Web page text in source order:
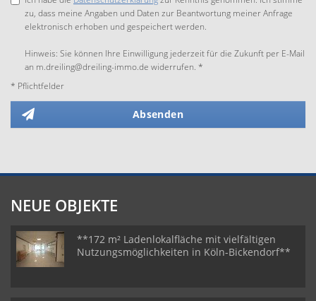
zu, dass meine Angaben und Daten zur Beantwortung meiner Anfrage
elektronisch erhoben und gespeichert werden.
Hinweis: Sie können Ihre Einwilligung jederzeit für die Zukunft per E-Mail
an m.dreiling@dreiling-immo.de widerrufen. *
* Pflichtfelder
Absenden
NEUE OBJEKTE
**172 m² Ladenlokalfläche mit vielfältigen
Nutzungsmöglichkeiten in Köln-Bickendorf**